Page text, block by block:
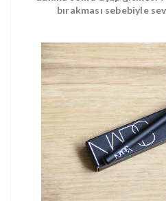
bırakması sebebiyle